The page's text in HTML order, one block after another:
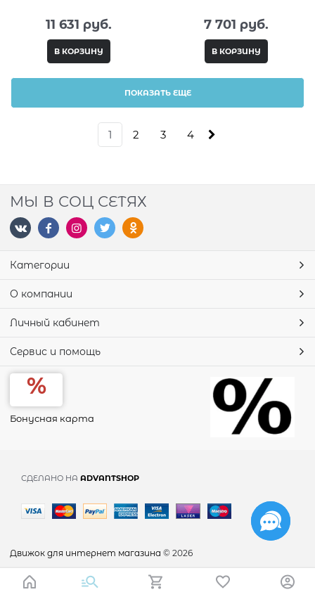
11 631 руб.
В КОРЗИНУ
7 701 руб.
В КОРЗИНУ
ПОКАЗАТЬ ЕЩЕ
1 2 3 4
МЫ В СОЦ СЕТЯХ
Категории
О компании
Личный кабинет
Сервис и помощь
Бонусная карта
СДЕЛАНО НА ADVANTSHOP
Движок для интернет магазина © 2026